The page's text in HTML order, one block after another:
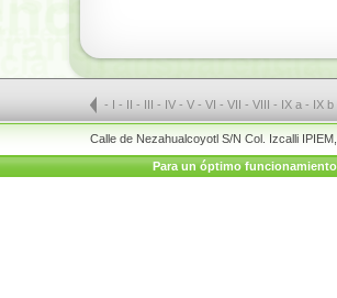
- I - II - III - IV - V - VI - VII - VIII - IX a- IX b
Calle de Nezahualcoyotl S/N Col. Izcalli
Para un óptimo funcionamiento